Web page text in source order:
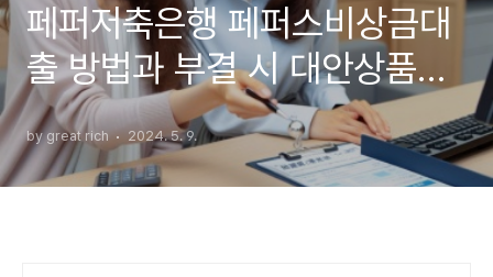
페퍼저축은행 페퍼스비상금대
출 방법과 부결 시 대안상품
100% 정리 저신용자 당일입
금 가능
by great rich 2024. 5. 9.